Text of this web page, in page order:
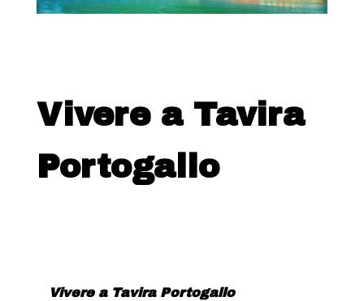
Vivere a Tavira
Portogallo
Vivere a Tavira Portogallo